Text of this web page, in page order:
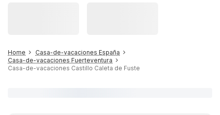
Home
Casa-de-vacaciones España
Casa-de-vacaciones Fuerteventura
Casa-de-vacaciones Castillo Caleta de Fuste